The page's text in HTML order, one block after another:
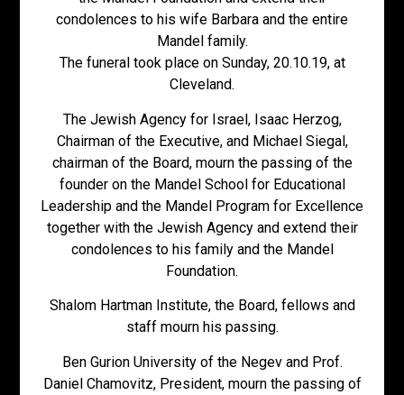
condolences to his wife Barbara and the entire
Mandel family.
The funeral took place on Sunday, 20.10.19, at
Cleveland.
The Jewish Agency for Israel, Isaac Herzog,
Chairman of the Executive, and Michael Siegal,
chairman of the Board, mourn the passing of the
founder on the Mandel School for Educational
Leadership and the Mandel Program for Excellence
together with the Jewish Agency and extend their
condolences to his family and the Mandel
Foundation.
Shalom Hartman Institute, the Board, fellows and
staff mourn his passing.
Ben Gurion University of the Negev and Prof.
Daniel Chamovitz, President, mourn the passing of